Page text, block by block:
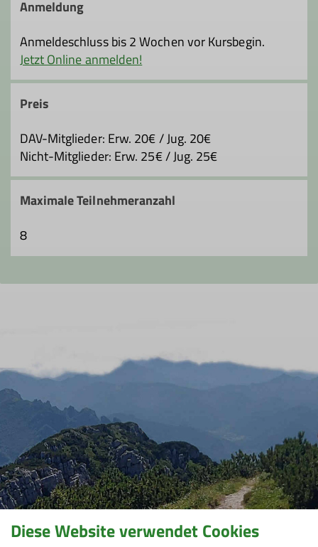
Anmeldung
Anmeldeschluss bis 2 Wochen vor Kursbegin.
Jetzt Online anmelden!
Preis
DAV-Mitglieder: Erw. 20€ / Jug. 20€
Nicht-Mitglieder: Erw. 25€ / Jug. 25€
Maximale Teilnehmeranzahl
8
Diese Website verwendet Cookies